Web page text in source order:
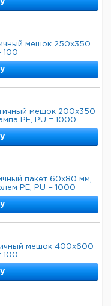
мешок 250x350
100
мешок 200x350
PE, PU = 1000
пакет 60x80 мм,
PE, PU = 1000
мешок 400x600
100